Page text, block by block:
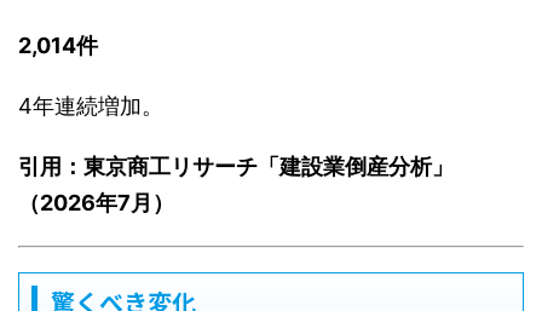
2,014件
4年連続増加。
引用：東京商工リサーチ「建設業倒産分析」
（2026年7月）
驚くべき変化